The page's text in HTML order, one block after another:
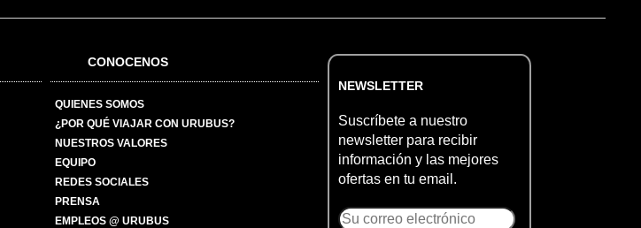
CONOCENOS
QUIENES SOMOS
¿POR QUÉ VIAJAR CON URUBUS?
NUESTROS VALORES
EQUIPO
REDES SOCIALES
PRENSA
EMPLEOS @ URUBUS
NEWSLETTER
Suscríbete a nuestro
newsletter para recibir
información y las mejores
ofertas en tu email.